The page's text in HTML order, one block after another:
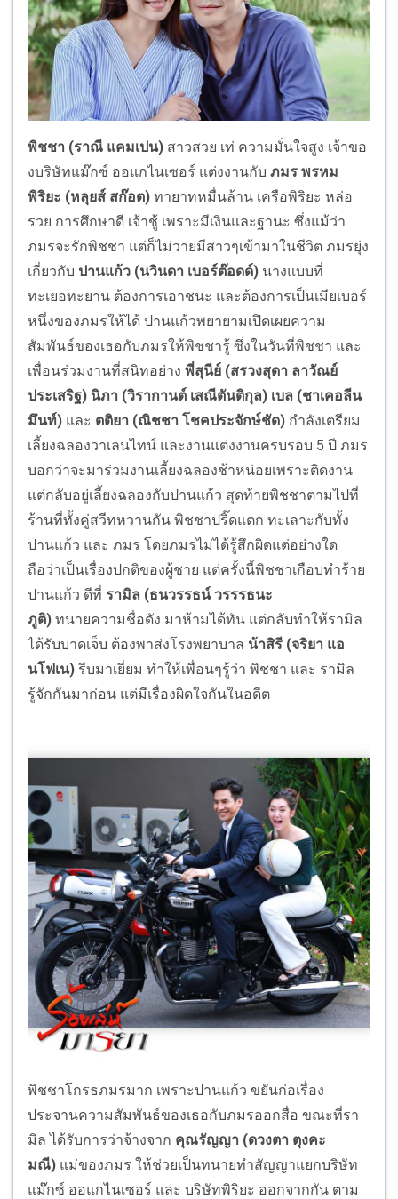
พิชชา (ราณี แคมเปน) สาวสวย เท่ ความมั่นใจสูง เจ้าขอ
งบริษัทแม๊กซ์ ออแกไนเซอร์ แต่งงานกับ ภมร พรหม
พิริยะ (หลุยส์ สก๊อต) ทายาทหมื่นล้าน เครือพิริยะ หล่อ
รวย การศึกษาดี เจ้าชู้ เพราะมีเงินและฐานะ ซึ่งแม้ว่า
ภมรจะรักพิชชา แต่ก็ไม่วายมีสาวๆเข้ามาในชีวิต ภมรยุ่ง
เกี่ยวกับ ปานแก้ว (นวินดา เบอร์ต๊อดด์) นางแบบที่
ทะเยอทะยาน ต้องการเอาชนะ และต้องการเป็นเมียเบอร์
หนึ่งของภมรให้ได้ ปานแก้วพยายามเปิดเผยความ
สัมพันธ์ของเธอกับภมรให้พิชชารู้ ซึ่งในวันที่พิชชา และ
เพื่อนร่วมงานที่สนิทอย่าง พี่สุนีย์ (สรวงสุดา ลาวัณย์
ประเสริฐ) นิภา (วิรากานต์ เสณีตันติกุล) เบล (ชาเคอลีน
มึนท์) และ ตติยา (ณิชชา โชคประจักษ์ชัด) กำลังเตรียม
เลี้ยงฉลองวาเลนไทน์ และงานแต่งงานครบรอบ 5 ปี ภมร
บอกว่าจะมาร่วมงานเลี้ยงฉลองช้าหน่อยเพราะติดงาน
แต่กลับอยู่เลี้ยงฉลองกับปานแก้ว สุดท้ายพิชชาตามไปที่
ร้านที่ทั้งคู่สวีทหวานกัน พิชชาปริ๊ดแตก ทะเลาะกับทั้ง
ปานแก้ว และ ภมร โดยภมรไม่ได้รู้สึกผิดแต่อย่างใด
ถือว่าเป็นเรื่องปกติของผู้ชาย แต่ครั้งนี้พิชชาเกือบทำร้าย
ปานแก้ว ดีที่ รามิล (ธนวรรธน์ วรรรธนะ
ภูติ) ทนายความชื่อดัง มาห้ามได้ทัน แต่กลับทำให้รามิล
ได้รับบาดเจ็บ ต้องพาส่งโรงพยาบาล น้าสิรี (จริยา แอ
นโฟเน) รีบมาเยี่ยม ทำให้เพื่อนๆรู้ว่า พิชชา และ รามิล
รู้จักกันมาก่อน แต่มีเรื่องผิดใจกันในอดีต
พิชชาโกรธภมรมาก เพราะปานแก้ว ขยันก่อเรื่อง
ประจานความสัมพันธ์ของเธอกับภมรออกสื่อ ขณะที่รา
มิล ได้รับการว่าจ้างจาก คุณรัญญา (ดวงตา ตุงคะ
มณี) แม่ของภมร ให้ช่วยเป็นทนายทำสัญญาแยกบริษัท
แม๊กซ์ ออแกไนเซอร์ และ บริษัทพิริยะ ออกจากกัน ตาม